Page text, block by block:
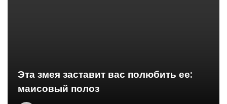
Эта змея заставит вас полюбить ее:
маисовый полоз